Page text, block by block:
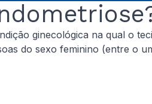
ginecológica na qual o
do sexo feminino (entre o